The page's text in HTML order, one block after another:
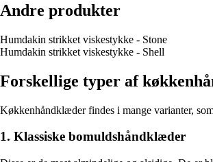
Andre produkter
Humdakin strikket viskestykke - Stone
Humdakin strikket viskestykke - Shell
Forskellige typer af
Køkkenhåndklæder findes i mange varianter,
1. Klassiske bomuldshåndklæder